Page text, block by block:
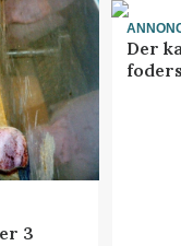
3
Der